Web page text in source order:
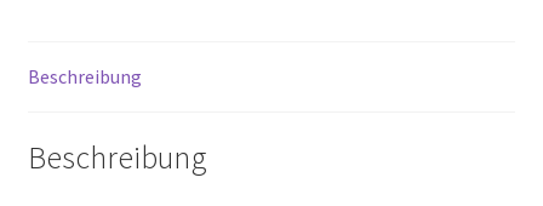
Beschreibung
Beschreibung